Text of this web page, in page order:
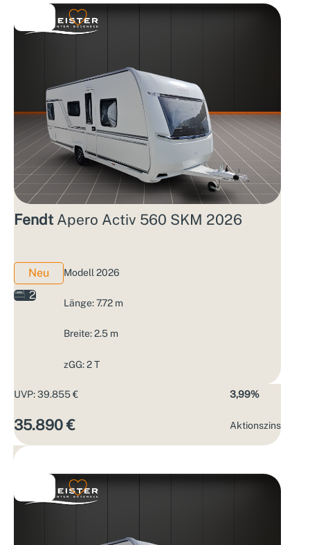
Fendt Apero Activ 560 SKM 2026
Neu
2
Modell 2026
Länge: 7.72 m
Breite: 2.5 m
zGG: 2 T
UVP: 39.855 €
35.890 €
3,99%
Aktions­zins